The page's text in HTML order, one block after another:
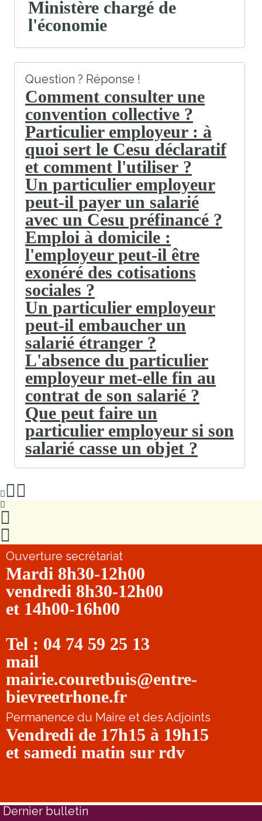
Ministère chargé de
l'économie
Question ? Réponse !
Comment consulter une
convention collective ?
Particulier employeur : à
quoi sert le Cesu déclaratif
et comment l'utiliser ?
Un particulier employeur
peut-il payer un salarié
avec un Cesu préfinancé ?
Emploi à domicile :
l'employeur peut-il être
exonéré des cotisations
sociales ?
Un particulier employeur
peut-il embaucher un
salarié étranger ?
L'absence du particulier
employeur met-elle fin au
contrat de son salarié ?
Que peut faire un
particulier employeur si son
salarié casse un objet ?
Ouverture secrétariat
Mardi 8h30-12h00
vendredi 8h30-12h00
et 14h00-16h00
Tel : 04 74 59 25 13
mail
mairie.couretbuis@entre-
bievreetrhone.fr
Permanence du Maire et des Adjoints
Vendredi de 17h15 à 19h15
et samedi matin sur rdv
Dernier bulletin